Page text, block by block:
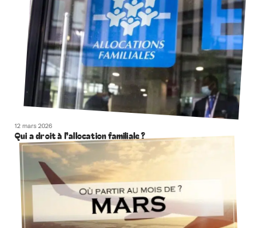
12 mars 2026
Qui a droit à l’allocation familiale ?